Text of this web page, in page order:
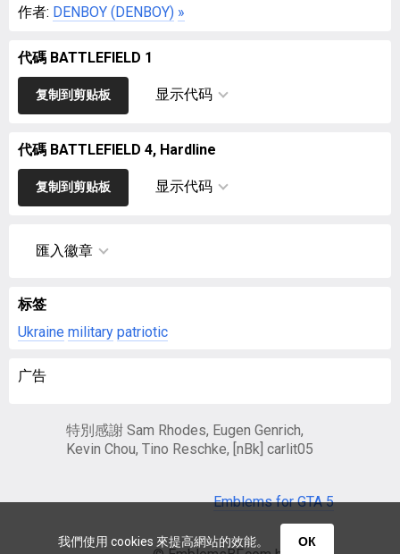
我們使用 cookies 來提高網站的效能。 ОК
作者: DENBOY (DENBOY) »
代碼 BATTLEFIELD 1
复制到剪贴板 显示代码
代碼 BATTLEFIELD 4, Hardline
复制到剪贴板 显示代码
匯入徽章
标签
Ukraine military patriotic
广告
特別感謝 Sam Rhodes, Eugen Genrich,
Kevin Chou, Tino Reschke, [nBk] carlit05
Emblems for GTA 5